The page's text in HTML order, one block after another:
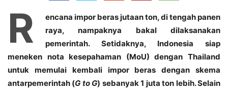
R
encana impor beras jutaan ton, di tengah panen
raya, nampaknya bakal dilaksanakan
pemerintah. Setidaknya, Indonesia siap
meneken nota kesepahaman (MoU) dengan Thailand
untuk memulai kembali impor beras dengan skema
antarpemerintah (G to G) sebanyak 1 juta ton lebih. Selain